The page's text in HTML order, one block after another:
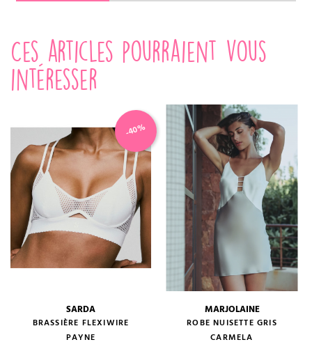
Ces articles pourraient vous
intéresser
SARDA
BRASSIÈRE FLEXIWIRE
PAYNE
-40%
MARJOLAINE
ROBE NUISETTE GRIS
CARMELA